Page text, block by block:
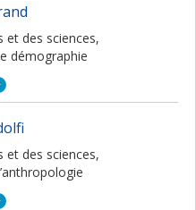
et des sciences,
démographie
et des sciences,